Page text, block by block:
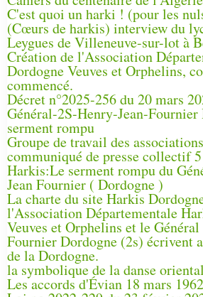
C'est quoi un harki ! (pour les
(Cœurs de harkis) interview du
Leygues de Villeneuve-sur-lot à
Création de l'Association
Dordogne Veuves et Orphelins,
commencé.
Décret n°2025-256 du 20 mars
Général-2S-Henry-Jean-
serment rompu
Groupe de travail des
communiqué de presse collectif
Harkis:Le serment rompu du
Jean Fournier ( Dordogne )
La charte du site Harkis
l'Association Départementale
Veuves et Orphelins et le
Fournier Dordogne (2s) écrivent
de la Dordogne.
la symbolique de la danse
Les accords d'Évian 18 mars 1962